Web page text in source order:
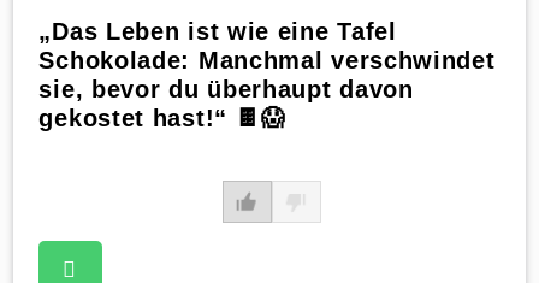
„Das Leben ist wie eine Tafel
Schokolade: Manchmal verschwindet
sie, bevor du überhaupt davon
gekostet hast!“ 🍫😱